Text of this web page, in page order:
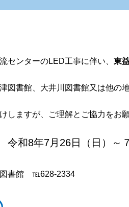
センターのLED工事に伴い、 東
図書館、大井川図書館又は他の
しますが、ご理解とご協力をお願
和8年7月26日（日）～
書館 ℡628-2334